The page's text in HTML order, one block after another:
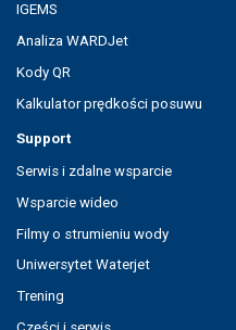
IGEMS
Analiza WARDJet
Kody QR
Kalkulator prędkości posuwu
Support
Serwis i zdalne wsparcie
Wsparcie wideo
Filmy o strumieniu wody
Uniwersytet Waterjet
Trening